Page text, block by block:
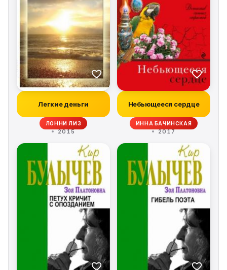
Легкие деньги
ЛОННИ ЛИЗ
2015
Небьющееся сердце
ИННА БАЧИНСКАЯ
2017